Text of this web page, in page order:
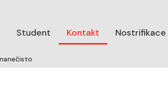
Student Kontakt Nostrifikace